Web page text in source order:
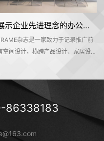
展示企业先进理念的办公室装修设计空间是怎样的——FRAME
杂志是一家致力于记录推广前
空间设计，横跨产品设计、家居设
是一个工作环境，也是一个企业理念的
平台。该项目位于深业上城商区，可直
莲花山和笔架山公园，呈现出独具一
86338183